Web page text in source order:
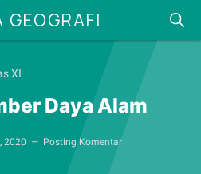
GEOGRAFI
XI
Daya Alam
2020 Posting Komentar